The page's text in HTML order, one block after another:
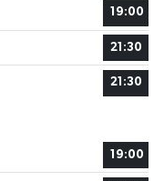
19:00
21:30
21:30
19:00